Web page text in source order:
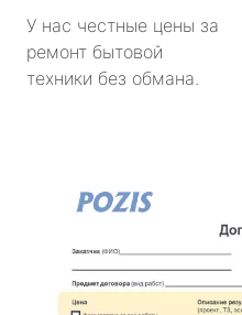
У нас честные цены за
ремонт бытовой
техники без обмана.